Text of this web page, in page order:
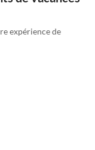
expérience de